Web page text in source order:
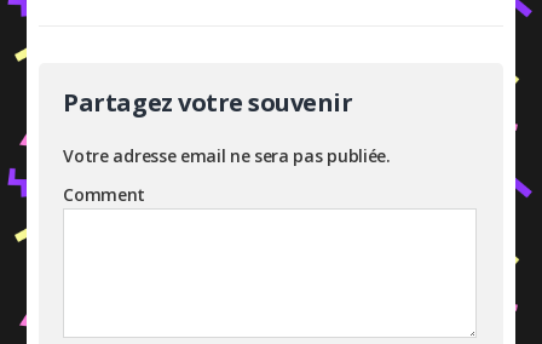
Partagez votre souvenir
Votre adresse email ne sera pas publiée.
Comment